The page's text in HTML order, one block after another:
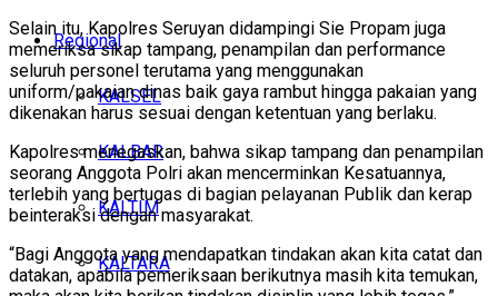
Regional
KALSEL
KALBAR
KALTIM
KALTARA
Selain itu, Kapolres Seruyan didampingi Sie Propam juga
memeriksa sikap tampang, penampilan dan performance
seluruh personel terutama yang menggunakan
uniform/pakaian dinas baik gaya rambut hingga pakaian yang
dikenakan harus sesuai dengan ketentuan yang berlaku.
Kapolres menegaskan, bahwa sikap tampang dan penampilan
seorang Anggota Polri akan mencerminkan Kesatuannya,
terlebih yang bertugas di bagian pelayanan Publik dan kerap
beinteraksi dengan masyarakat.
“Bagi Anggota yang mendapatkan tindakan akan kita catat dan
datakan, apabila pemeriksaan berikutnya masih kita temukan,